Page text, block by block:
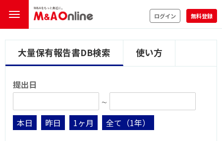
ログイン 無料登録
大量保有報告書DB検索 使い方
提出日
∼
本日
昨日 1ヶ月 全て（1年）